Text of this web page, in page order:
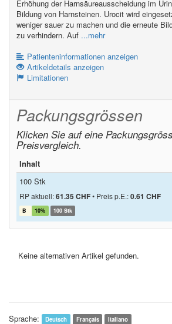
Erhöhung der Harnsäureausscheidung im
Bildung von Harnsteinen. Urocit wird
weniger sauer zu machen und die erneute
zu verhindern. Auf ...mehr
Patienteninformationen anzeigen
Artikeldetails anzeigen
Limitationen
Packungsgrössen
Klicken Sie auf eine
Preisvergleich.
Inhalt
100 Stk
RP aktuell:61.35 CHF• Preis p.E.:0.61 CHF
B 10% 100 Stk
Keine alternativen Artikel gefunden.
Sprache: Deutsch Français Italiano